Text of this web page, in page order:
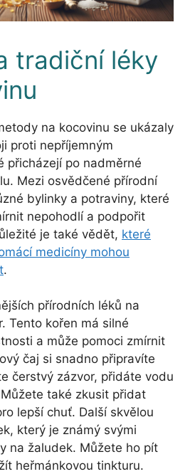
tradiční léky
na kocovinu se ukázaly
proti nepříjemným
přicházejí po nadměrné
Mezi osvědčené přírodní
bylinky a potraviny, které
nepohodlí a podpořit
je také vědět, které
medicíny mohou
.
přírodních léků na
Tento kořen má silné
a může pomoci zmírnit
čaj si snadno připravíte
čerstvý zázvor, přidáte vodu
také zkusit přidat
lepší chuť. Další skvělou
který je známý svými
na žaludek. Můžete ho pít
heřmánkovou tinkturu.